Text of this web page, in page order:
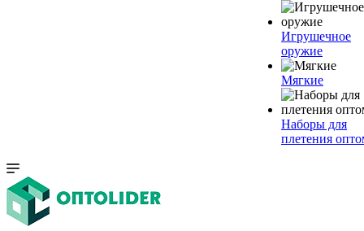
Игрушечное
оружие
Мягкие
Наборы для
плетения